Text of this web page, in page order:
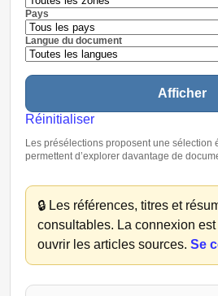
Pays
Langue du document
Afficher
Réinitialiser
Les présélections proposent une sélection
permettent d’explorer davantage de
🔒 Les références, titres et
consultables. La connexion
ouvrir les articles sources. Se